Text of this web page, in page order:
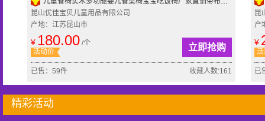
昆山优佳宝贝儿童用品有限公司
产地：江苏昆山市
¥ 180.00 /个
活动价
立即抢购
已售：59件 收藏人数:161
昆
产
¥
已
精彩活动